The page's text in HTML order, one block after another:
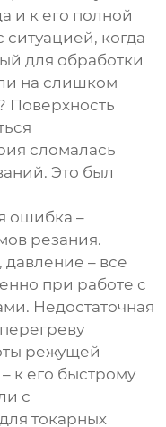
и к его полной
когда
для обработки
на слишком
Поверхность
сломалась
Это был
ошибка –
резания.
– все
при работе с
Недостаточная
режущей
к его быстрому
с
токарных